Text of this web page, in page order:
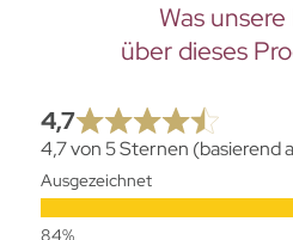
Was
über dieses
4,7
4,7 von 5 Sternen
Ausgezeichnet